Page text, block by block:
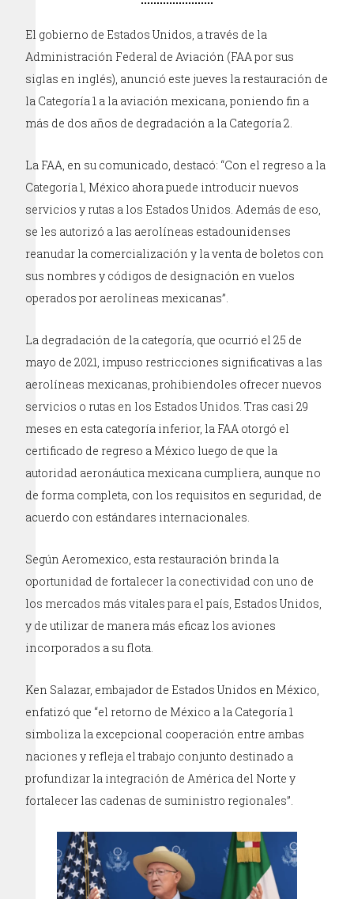
El gobierno de Estados Unidos, a través de la
Administración Federal de Aviación (FAA por sus
siglas en inglés), anunció este jueves la restauración de
la Categoría 1 a la aviación mexicana, poniendo fin a
más de dos años de degradación a la Categoría 2.
La FAA, en su comunicado, destacó: “Con el regreso a la
Categoría 1, México ahora puede introducir nuevos
servicios y rutas a los Estados Unidos. Además de eso,
se les autorizó a las aerolíneas estadounidenses
reanudar la comercialización y la venta de boletos con
sus nombres y códigos de designación en vuelos
operados por aerolíneas mexicanas”.
La degradación de la categoría, que ocurrió el 25 de
mayo de 2021, impuso restricciones significativas a las
aerolíneas mexicanas, prohibiendoles ofrecer nuevos
servicios o rutas en los Estados Unidos. Tras casi 29
meses en esta categoría inferior, la FAA otorgó el
certificado de regreso a México luego de que la
autoridad aeronáutica mexicana cumpliera, aunque no
de forma completa, con los requisitos en seguridad, de
acuerdo con estándares internacionales.
Según Aeromexico, esta restauración brinda la
oportunidad de fortalecer la conectividad con uno de
los mercados más vitales para el país, Estados Unidos,
y de utilizar de manera más eficaz los aviones
incorporados a su flota.
Ken Salazar, embajador de Estados Unidos en México,
enfatizó que “el retorno de México a la Categoría 1
simboliza la excepcional cooperación entre ambas
naciones y refleja el trabajo conjunto destinado a
profundizar la integración de América del Norte y
fortalecer las cadenas de suministro regionales”.